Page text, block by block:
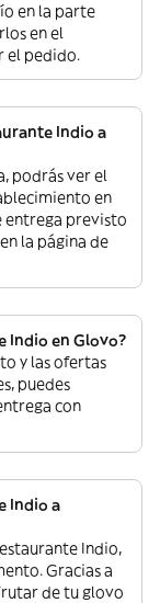
en la parte
en el
el pedido.
Indio a
podrás ver el
en
entrega previsto
la página de
Indio en Glovo?
y las ofertas
puedes
con
Indio a
Indio,
Gracias a
de tu glovo